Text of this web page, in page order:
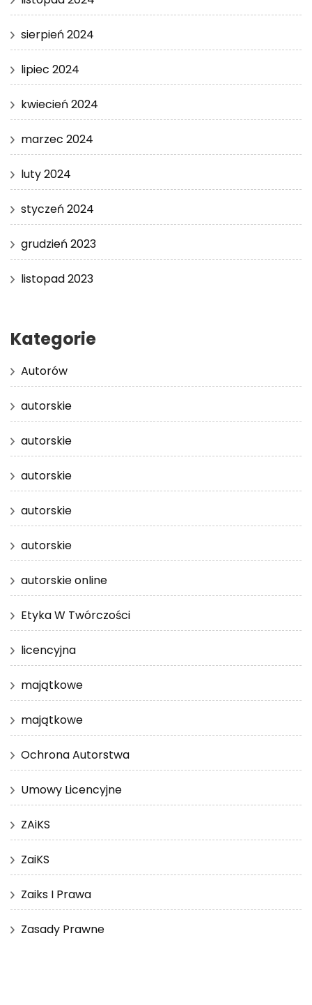
sierpień 2024
lipiec 2024
kwiecień 2024
marzec 2024
luty 2024
styczeń 2024
grudzień 2023
listopad 2023
Kategorie
Autorów
autorskie
autorskie
autorskie
autorskie
autorskie
autorskie online
Etyka W Twórczości
licencyjna
majątkowe
majątkowe
Ochrona Autorstwa
Umowy Licencyjne
ZAiKS
ZaiKS
Zaiks I Prawa
Zasady Prawne